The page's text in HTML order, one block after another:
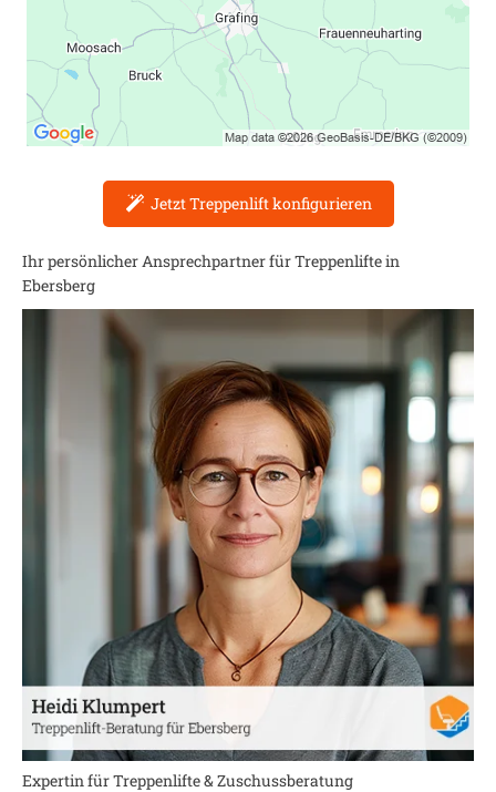
Jetzt Treppenlift konfigurieren
Ihr persönlicher Ansprechpartner für Treppenlifte in
Ebersberg
Expertin für Treppenlifte & Zuschussberatung